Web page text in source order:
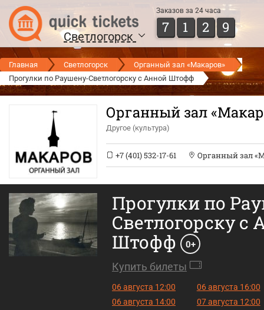
Светлогорск
Заказов за 24 часа
7 1 2 9
Главная Светлогорск
Органный зал «Макаров»
Прогулки по Раушену-Светлогорску с Анной Штофф
Органный зал
Другое (культура)
+7 (401) 532-17-61 Органный зал
Прогулки по
Светлогорску с
Штофф
0+
Купить билеты
06 августа 12:00
06 августа 14:00
06 августа 16:00
07 августа 12:00